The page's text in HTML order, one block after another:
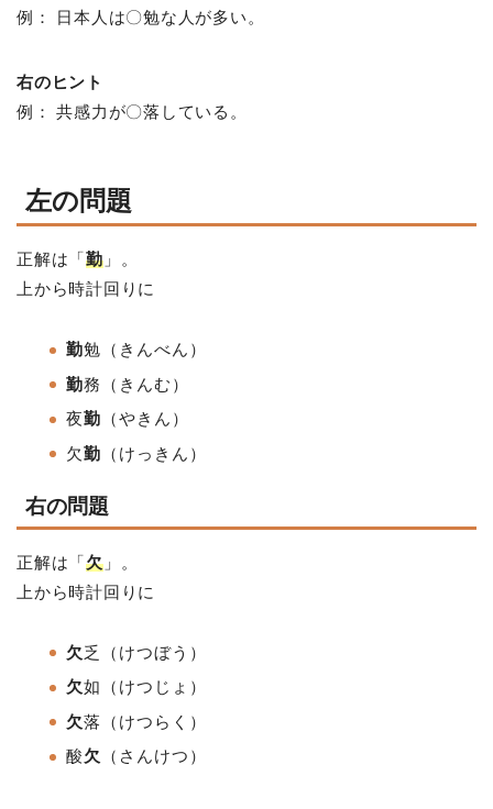
例： 日本人は〇勉な人が多い。
右のヒント
例： 共感力が〇落している。
左の問題
正解は「勤」。
上から時計回りに
勤勉（きんべん）
勤務
（きんむ）
夜勤 （やきん ）
欠勤 （けっきん）
右の問題
正解は「欠」。
上から時計回りに
欠乏（けつぼう）
欠如
（けつじょ）
欠落 （けつらく ）
酸欠 （さんけつ）